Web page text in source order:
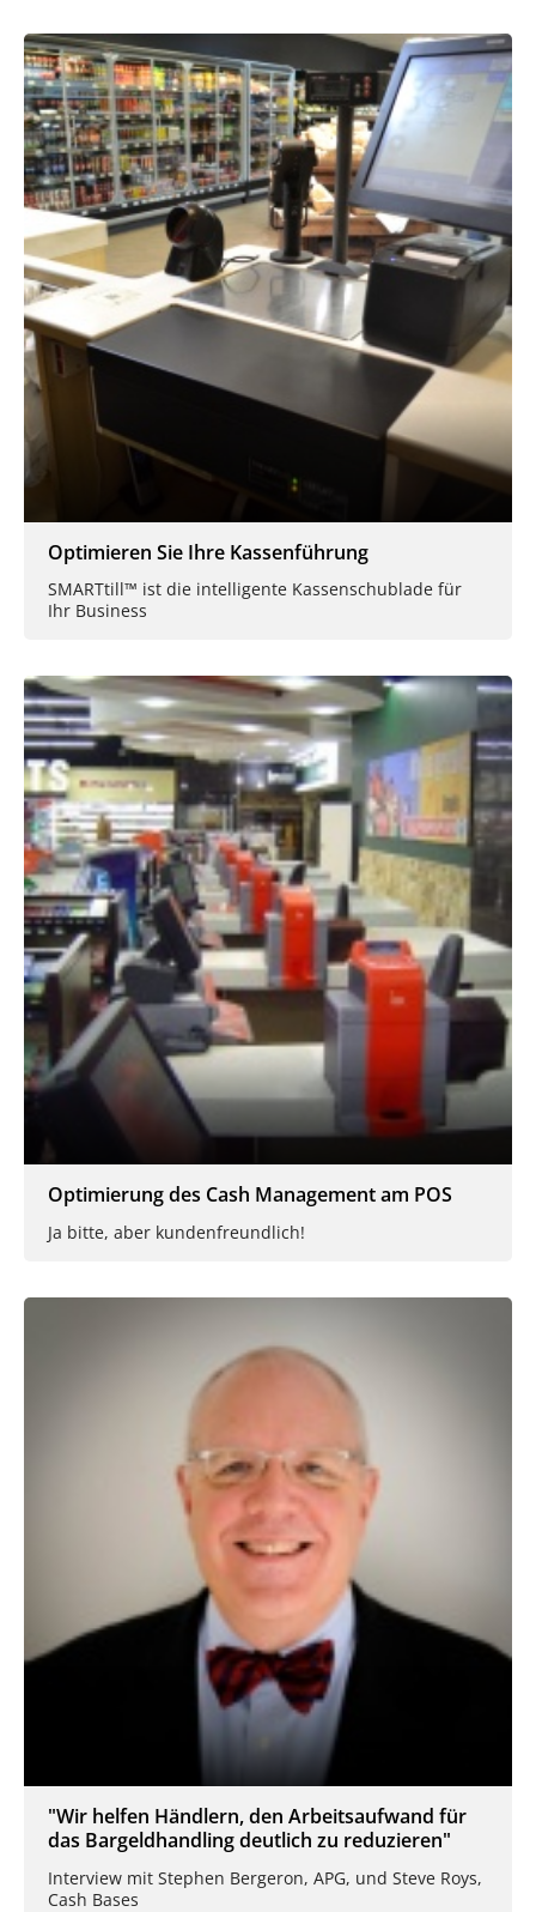
Optimieren Sie Ihre Kassenführung
SMARTtill™ ist die intelligente Kassenschublade für
Ihr Business
Optimierung des Cash Management am POS
Ja bitte, aber kundenfreundlich!
"Wir helfen Händlern, den Arbeitsaufwand für
das Bargeldhandling deutlich zu reduzieren"
Interview mit Stephen Bergeron, APG, und Steve Roys,
Cash Bases